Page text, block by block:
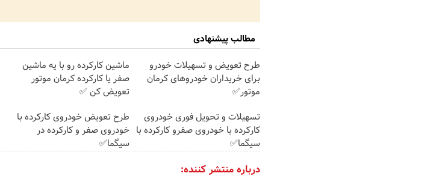
مطالب پیشنهادی
طرح تعویض و تسهیلات خودرو
برای خریداران خودروهای کرمان
موتور✅
ماشین کارکرده رو با یه ماشین
صفر یا کارکرده کرمان موتور
تعویض کن ✅
تسهیلات و تحویل فوری خودروی
کارکرده با خودروی صفرو کارکرده با
سیگما✅
طرح تعویض خودروی کارکرده با
خودروی صفر و کارکرده در
سیگما✅
درباره منتشر کننده: